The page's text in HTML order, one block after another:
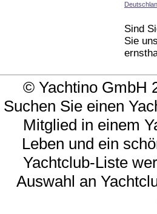
Sind
Sie
© Yachtino GmbH
Suchen Sie einen
Mitglied in einem
Leben und ein
Yachtclub-Liste
Auswahl an